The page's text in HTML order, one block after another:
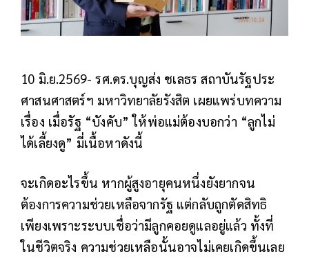
10 มิ.ย.2569- รศ.ดร.บุญส่ง ชเลธร สถาบันรัฐประ
ศาสนศาสตร์ฯ มหาวิทยาลัยรังสิต เผยแพร่บทความ
เรื่อง เมื่อรัฐ “บังคับ” ให้พ่อแม่ต้องบอกว่า “ลูกไม่
ได้เลี้ยงดู” มี่เนื้อหาดังนี้
จะเกิดอะไรขึ้น หากผู้สูงอายุคนหนึ่งยังยากจน
ต้องการความช่วยเหลือจากรัฐ แต่กลับถูกตัดสิทธิ
เพียงเพราะระบบเชื่อว่ามีลูกคอยดูแลอยู่แล้ว ทั้งที่
ในชีวิตจริง ความช่วยเหลือนั้นอาจไม่เคยเกิดขึ้นเลย